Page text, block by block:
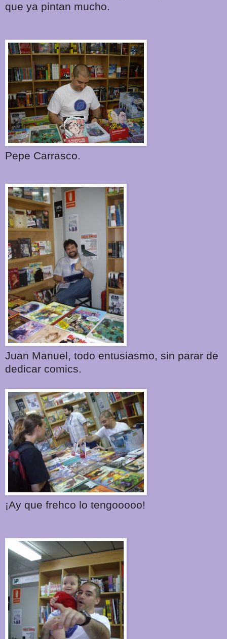
que ya pintan mucho.
Pepe Carrasco.
Juan Manuel, todo entusiasmo, sin parar de
dedicar comics.
¡Ay que frehco lo tengooooo!